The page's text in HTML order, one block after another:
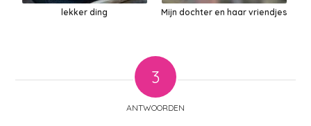
lekker ding Mijn dochter en haar vriendjes
3
ANTWOORDEN